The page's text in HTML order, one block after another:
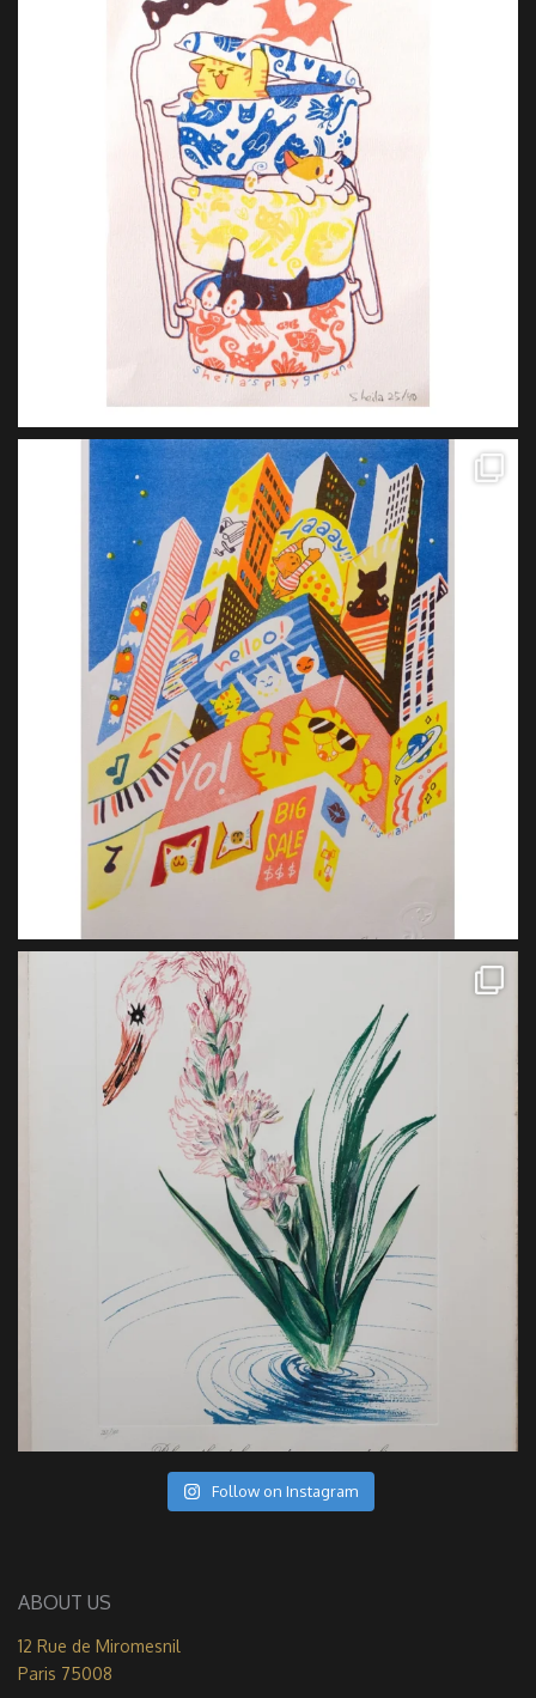
Follow on Instagram
ABOUT US
12 Rue de Miromesnil
Paris 75008